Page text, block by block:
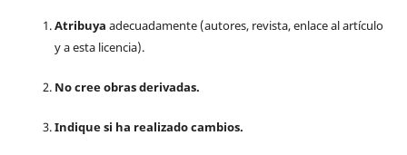
Atribuya adecuadamente (autores, revista, enlace al artículo
y a esta licencia).
No cree obras derivadas.
Indique si ha realizado cambios.